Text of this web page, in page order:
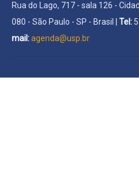
Rua do Lago, 717 - sala 126 -
080 - São Paulo - SP - Brasil | Tel:
mail:agenda@usp.br